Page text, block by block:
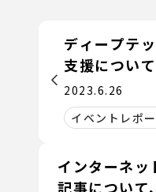
ディープテ
支援について
2023.6.26
イベントレポ
インターネッ
記事について